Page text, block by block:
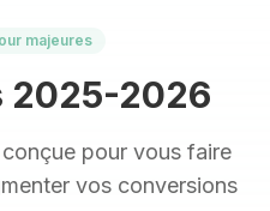
majeures
2025-2026
pour vous faire
vos conversions